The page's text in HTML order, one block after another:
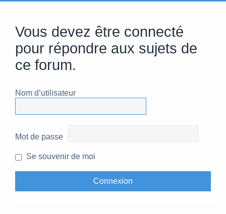
Vous devez être connecté
pour répondre aux sujets de
ce forum.
Nom d’utilisateur
Mot de passe
Se souvenir de moi